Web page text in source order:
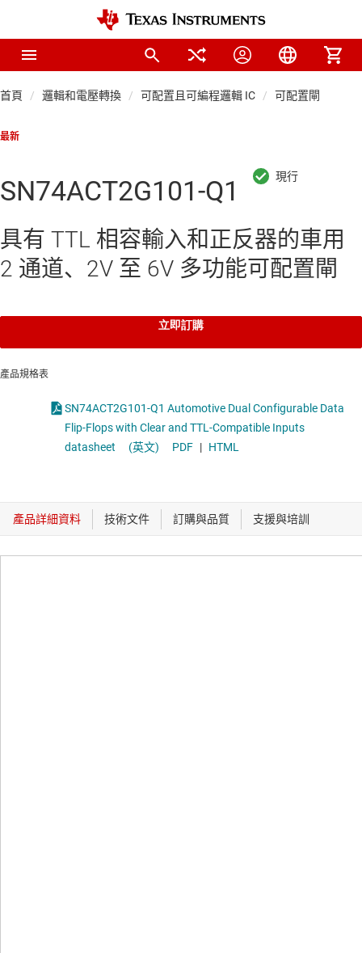
首頁 邏輯和電壓轉換 可配置且可編程邏輯 IC 可配置閘
最新
SN74ACT2G101-Q1
具有 TTL 相容輸入和正反器的車用
2 通道、2V 至 6V 多功能可配置閘
立即訂購
產品規格表
SN74ACT2G101-Q1 Automotive Dual Configurable Data
Flip-Flops with Clear and TTL-Compatible Inputs
datasheet
(英文) PDF | HTML